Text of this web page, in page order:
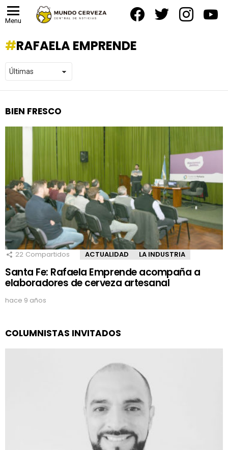
Menu
RAFAELA EMPRENDE
BIEN FRESCO
22 Compartidos ACTUALIDAD LA INDUSTRIA
Santa Fe: Rafaela Emprende acompaña a
elaboradores de cerveza artesanal
hace 9 años
COLUMNISTAS INVITADOS